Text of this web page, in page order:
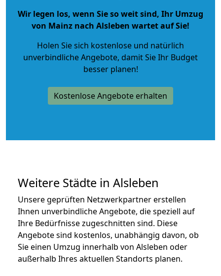
Wir legen los, wenn Sie so weit sind, Ihr Umzug
von Mainz nach Alsleben wartet auf Sie!
Holen Sie sich kostenlose und natürlich
unverbindliche Angebote, damit Sie Ihr Budget
besser planen!
Kostenlose Angebote erhalten
Weitere Städte in Alsleben
Unsere geprüften Netzwerkpartner erstellen
Ihnen unverbindliche Angebote, die speziell auf
Ihre Bedürfnisse zugeschnitten sind. Diese
Angebote sind kostenlos, unabhängig davon, ob
Sie einen Umzug innerhalb von Alsleben oder
außerhalb Ihres aktuellen Standorts planen.